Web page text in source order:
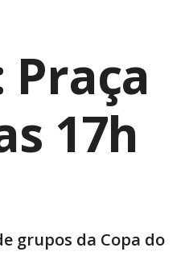
17h
grupos da Copa do